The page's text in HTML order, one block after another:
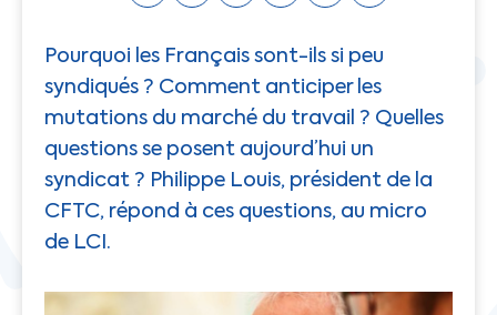
Pourquoi les Français sont-ils si peu
syndiqués ? Comment anticiper les
mutations du marché du travail ? Quelles
questions se posent aujourd’hui un
syndicat ? Philippe Louis, président de la
CFTC, répond à ces questions, au micro
de LCI.